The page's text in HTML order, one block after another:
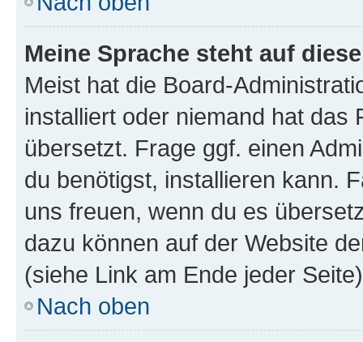
Meine Sprache steht auf
Meist hat die Board-
installiert oder niemand hat das
übersetzt. Frage ggf. einen
du benötigst, installieren kann.
uns freuen, wenn du es
dazu können auf der Website
(siehe Link am Ende jeder
Nach oben